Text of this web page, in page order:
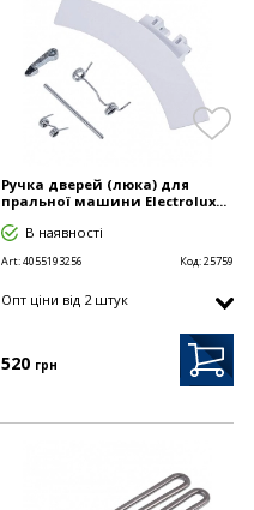
Ручка дверей (люка) для
пральної машини Electrolux...
В наявності
Art:4055193256 Код:25759
Опт цiни від 2 штук
520 грн